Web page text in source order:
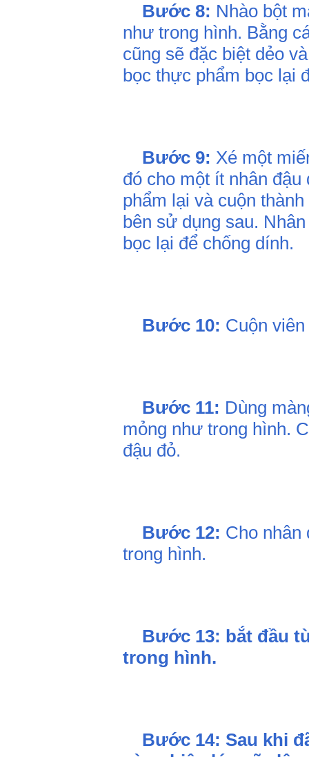
Bước 8: Nhào bột
như trong hình. Bằng
cũng sẽ đặc biệt dẻo
bọc thực phẩm bọc lại
Bước 9: Xé một
đó cho một ít nhân
phẩm lại và cuộn
bên sử dụng sau.
bọc lại để chống dính.
Bước 10: Cuộn
Bước 11: Dùng
mỏng như trong hình.
đậu đỏ.
Bước 12: Cho nhân
trong hình.
Bước 13: bắt đầu
trong hình.
Bước 14: Sau khi